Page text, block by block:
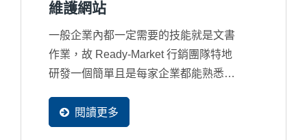
維護網站
一般企業內都一定需要的技能就是文書
作業，故 Ready-Market 行銷團隊特地
研發一個簡單且是每家企業都能熟悉的
閱讀更多